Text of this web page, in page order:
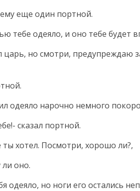
еще один портной.
тебе одеяло, и оно тебе
но смотри, предупреждаю
одеяло нарочно немного
сказал портной.
ты хотел. Посмотри, хорошо ли?,
оно.
одеяло, но ноги его остались